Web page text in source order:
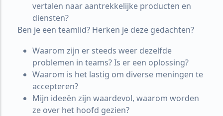
vertalen naar aantrekkelijke producten en
diensten?
Ben je een teamlid? Herken je deze gedachten?
Waarom zijn er steeds weer dezelfde
problemen in teams? Is er een oplossing?
Waarom is het lastig om diverse meningen te
accepteren?
Mijn ideeën zijn waardevol, waarom worden
ze over het hoofd gezien?